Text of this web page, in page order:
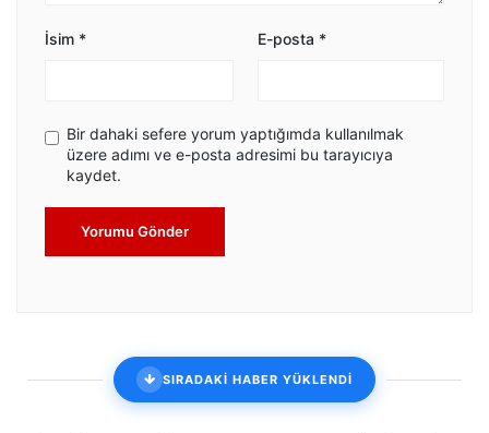
İsim * E-posta *
Bir dahaki sefere yorum yaptığımda kullanılmak
üzere adımı ve e-posta adresimi bu tarayıcıya
kaydet.
Yorumu Gönder
SIRADAKİ HABER YÜKLENDİ